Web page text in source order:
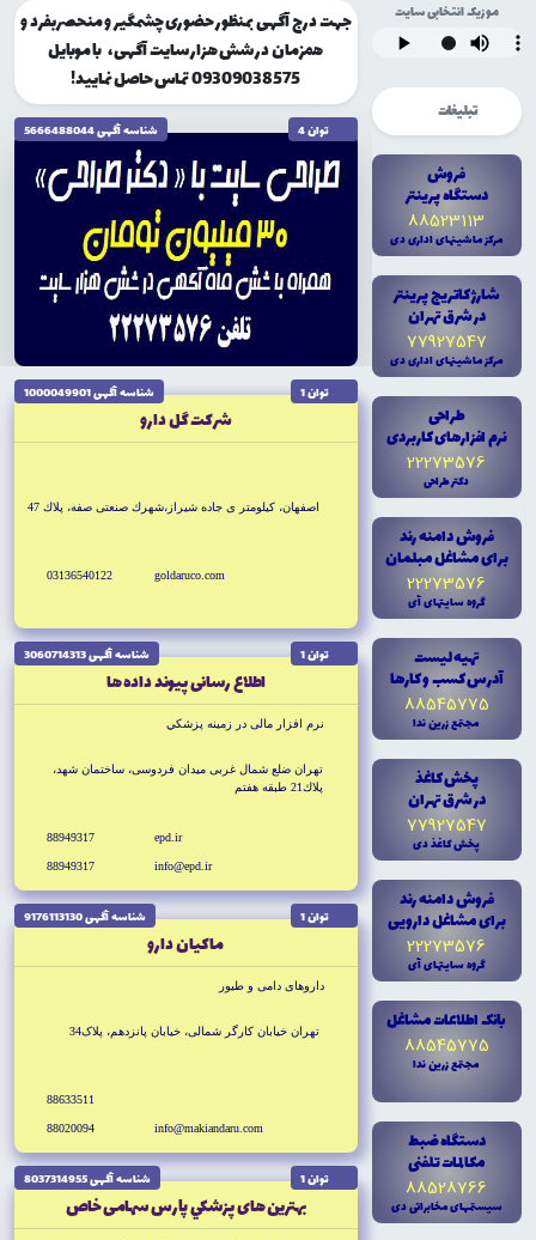
موزیک انتخابی سایت
تبلیغات
فروش
دستگاه پرينتر
88523113
مرکز ماشينهاى ادارى دى
شارژ کاتريج پرينتر
در شرق تهران
77927547
مرکز ماشينهاى ادارى دى
طراحى
نرم افزارهاى کاربردى
22273576
دکتر طراحى
فروش دامنه رند
براى مشاغل مبلمان
22273576
گروه سايتهاى آى
تهيه ليست
آدرس کسب و کارها
88545775
مجتمع زرين ندا
پخش کاغذ
در شرق تهران
77927547
پخش کاغذ دى
فروش دامنه رند
براى مشاغل دارويى
22273576
گروه سايتهاى آى
بانک اطلاعات مشاغل
88545775
مجتمع زرين ندا
دستگاه ضبط
مکالمات تلفنى
88528766
سيستمهاى مخابراتى دى
جهت درج آگهی بمنظور حضوری چشمگیر و منحصربفرد و
همزمان در شش هزار سایت آگهی، با موبایل
09309038575 تماس حاصل نمایید!
توان 4 شناسه آگهى 5666488044
توان 1 شناسه آگهى 1000049901
شركت گل دارو
اصفهان، كيلومتر ى جاده شيراز،شهرك صنعتى صفه، پلاك 47
goldaruco.com
03136540122
توان 1 شناسه آگهى 3060714313
اطلاع رسانى پيوند داده ها
نرم افزار مالى در زمينه پزشكي
تهران ضلع شمال غربى ميدان فردوسى، ساختمان شهد،
پلاك21 طبقه هفتم
epd.ir
info@epd.ir
88949317
88949317
توان 1 شناسه آگهى 9176113130
ماكيان دارو
داروهاى دامى و طيور
تهران خيابان كارگر شمالى، خيابان پانزدهم، پلاک34
info@makiandaru.com
88633511
88020094
توان 1 شناسه آگهى 8037314955
بهترين هاى پزشكي پارس سهامى خاص